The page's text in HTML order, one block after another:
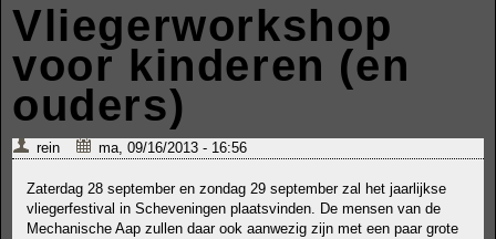
Vliegerworkshop
voor kinderen (en
ouders)
rein ma, 09/16/2013 - 16:56
Zaterdag 28 september en zondag 29 september zal het jaarlijkse
vliegerfestival in Scheveningen plaatsvinden. De mensen van de
Mechanische Aap zullen daar ook aanwezig zijn met een paar grote